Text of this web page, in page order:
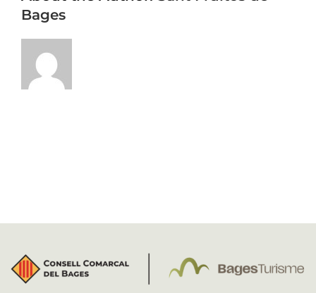
Bages